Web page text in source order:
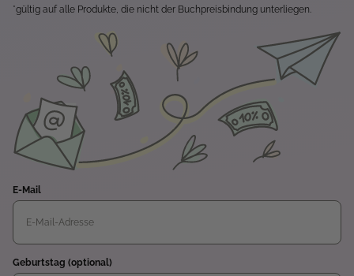
*gültig auf alle Produkte, die nicht der Buchpreisbindung unterliegen.
E-Mail
Geburtstag (optional)